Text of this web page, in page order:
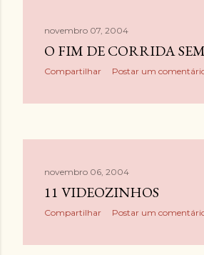
novembro 07, 2004
O FIM DE CORRIDA
Compartilhar Postar um
novembro 06, 2004
11 VIDEOZINHOS
Compartilhar Postar um